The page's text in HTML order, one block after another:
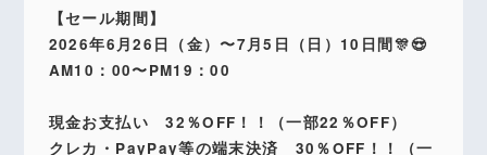
【セール期間】
2026年6月26日（金）〜7月5日（日）10日間🎊😍
AM10：00〜PM19：00
現金お支払い 32％OFF！！（一部22％OFF）
クレカ・PayPay等の端末決済 30％OFF！！（一